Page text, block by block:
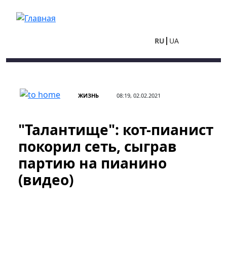
RU UA
ЖИЗНЬ 08:19, 02.02.2021
"Талантище": кот-пианист
покорил сеть, сыграв
партию на пианино
(видео)